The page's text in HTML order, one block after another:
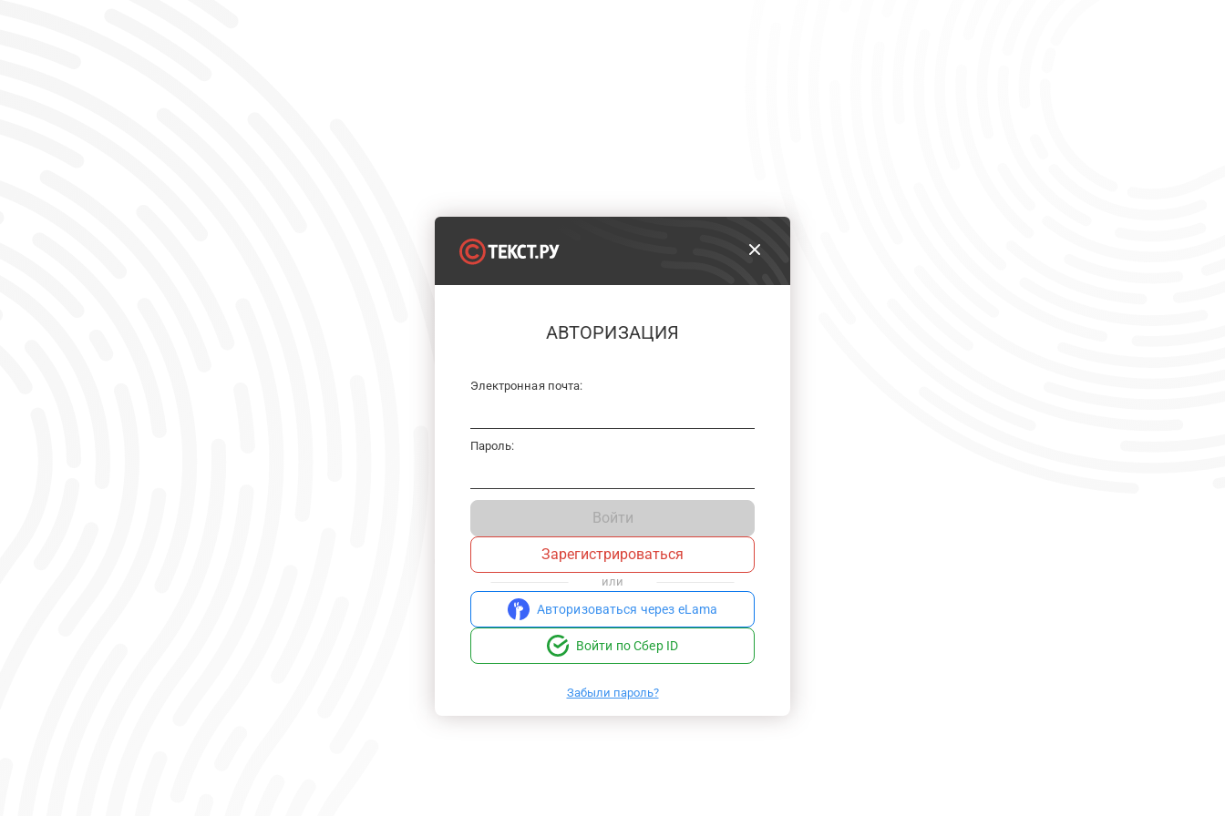
АВТОРИЗАЦИЯ
Электронная почта:
Пароль:
Войти
Зарегистрироваться
или
Авторизоваться через eLama
Войти по Сбер ID
Забыли пароль?